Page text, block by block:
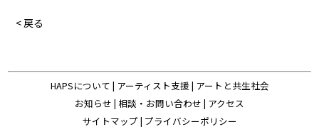
< 戻る
HAPSについて | アーティスト支援 | アートと共生社会
お知らせ | 相談・お問い合わせ | アクセス
サイトマップ | プライバシーポリシー